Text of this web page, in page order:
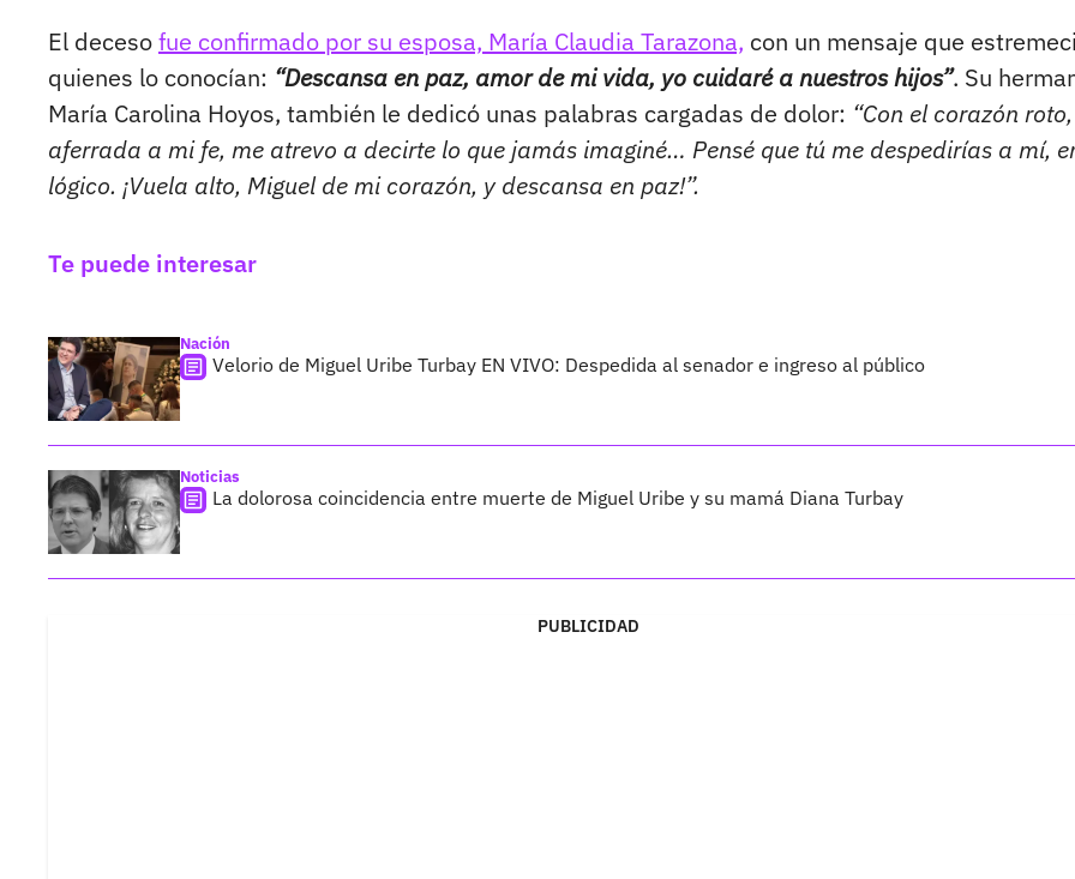
El decesofue confirmado por su esposa, María Claudia Tarazona, con un mensaje que
quienes lo conocían: “Descansa en paz, amor de mi vida, yo cuidaré a nuestros hijos”. Su
María Carolina Hoyos, también le dedicó unas palabras cargadas de dolor: “Con el corazón
aferrada a mi fe, me atrevo a decirte lo que jamás imaginé… Pensé que tú me despedirías a mí,
lógico. ¡Vuela alto, Miguel de mi corazón, y descansa en paz!”.
Te puede interesar
Nación
Velorio de Miguel Uribe Turbay EN VIVO: Despedida al senador e ingreso al público
Noticias
La dolorosa coincidencia entre muerte de Miguel Uribe y su mamá Diana Turbay
PUBLICIDAD